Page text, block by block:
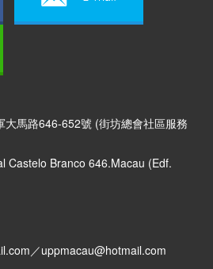
大馬路646-652號 (街坊總會社區服務
Branco 646.Macau (Edf.
／uppmacau@hotmail.com